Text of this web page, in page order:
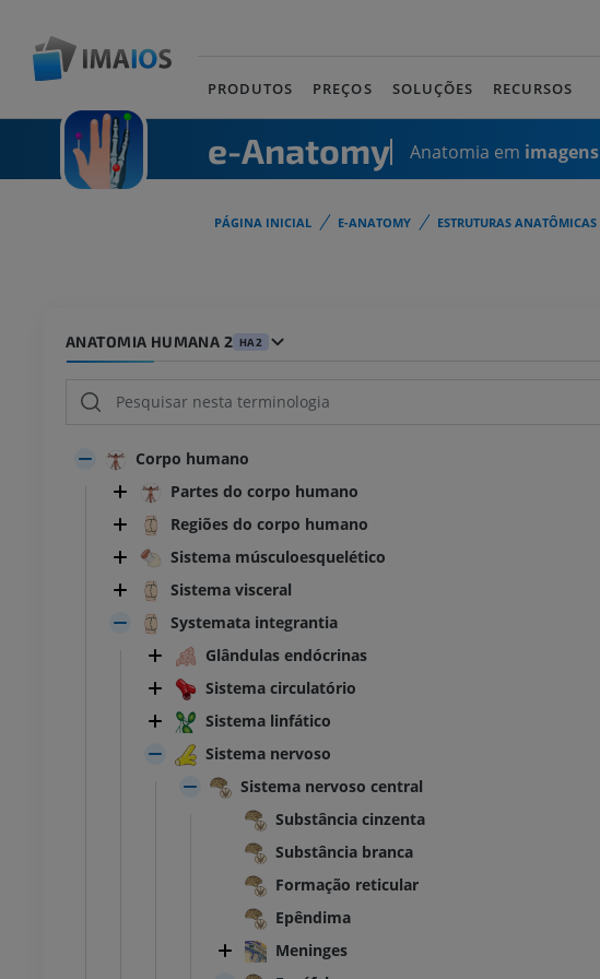
PRODUTOS PREÇOS SOLUÇÕES RECURSOS
e-Anatomy Anatomia em imagens
PÁGINA INICIAL E-ANATOMY ESTRUTURAS ANATÔMICAS
ANATOMIA HUMANA 2 HA2
Corpo humano
Partes do corpo humano
Regiões do corpo humano
Sistema músculoesquelético
Sistema visceral
Systemata integrantia
Glândulas endócrinas
Sistema circulatório
Sistema linfático
Sistema nervoso
Sistema nervoso central
Substância cinzenta
Substância branca
Formação reticular
Epêndima
Meninges